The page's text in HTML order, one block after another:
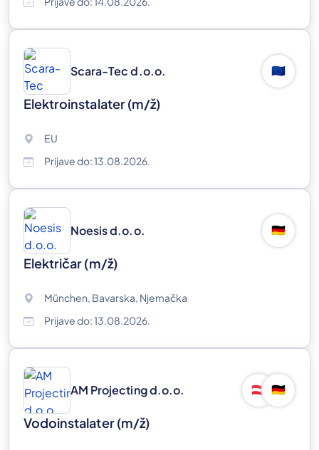
Scara-Tec d.o.o. 🇪🇺
Elektroinstalater(m/ž)
EU
Prijave do: 13.08.2026.
Noesis d.o.o. 🇩🇪
Električar(m/ž)
München, Bavarska, Njemačka
Prijave do: 13.08.2026.
AM Projecting d.o.o. 🇦🇹 🇩🇪
Vodoinstalater(m/ž)